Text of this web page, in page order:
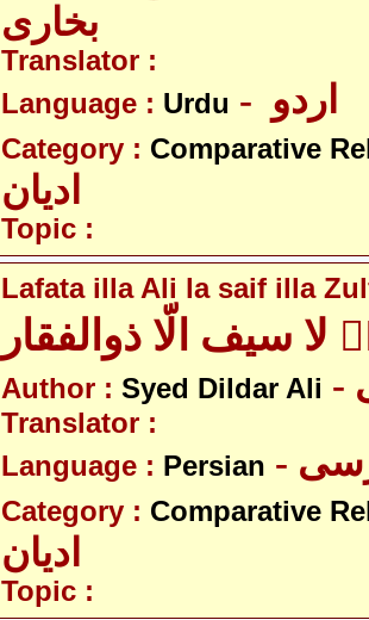
بخاری
Translator :
Language : Urdu
Category : Comparative
ادیان
Topic :
Lafata illa Ali la saif illa
لا سیف الّا ذوالفقار
Author : Syed Dildar Ali
Translator :
Language : Persian
Category : Comparative
ادیان
Topic :